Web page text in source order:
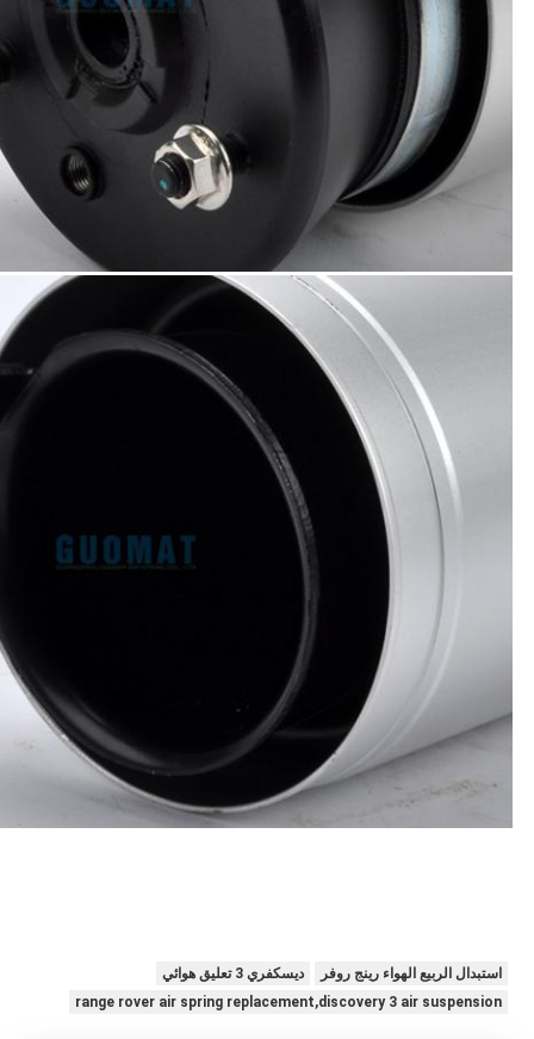
استبدال الربيع الهواء رينج روفر
ديسكفري 3 تعليق هوائي
range rover air spring replacement,discovery 3 air suspension